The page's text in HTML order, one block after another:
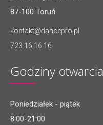
87-100 Toruń
kontakt@dancepro.pl
723 16 16 16
Godziny otwarcia
Poniedziałek - piątek
8:00-21:00